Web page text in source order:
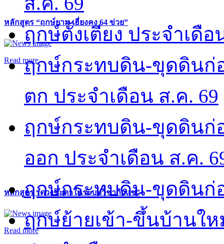
หลักสูตร “ฤกษ์ยาม เฮี่ยงคง 64 ข่วย”
Read more
หลักสูตร “ดวงชะตาในระบบวิชากิวแช”
Read more
ฤกษ์ตั้งเตียง ประจำเดือ
ฤกษ์กระทบดิน-ขุดดินก่
ตก ประจำเดือน ส.ค. 69
ฤกษ์กระทบดิน-ขุดดินก่
ออก ประจำเดือน ส.ค.
ฤกษ์กระทบดิน-ขุดดินก่
ฤกษ์ย้ายเข้า-ขึ้นบ้านใ